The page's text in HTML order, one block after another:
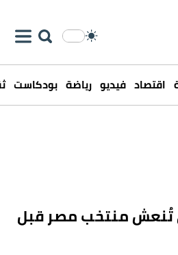
اقتصاد فيديو رياضة بودكاست
تُنعش منتخب مصر قبل